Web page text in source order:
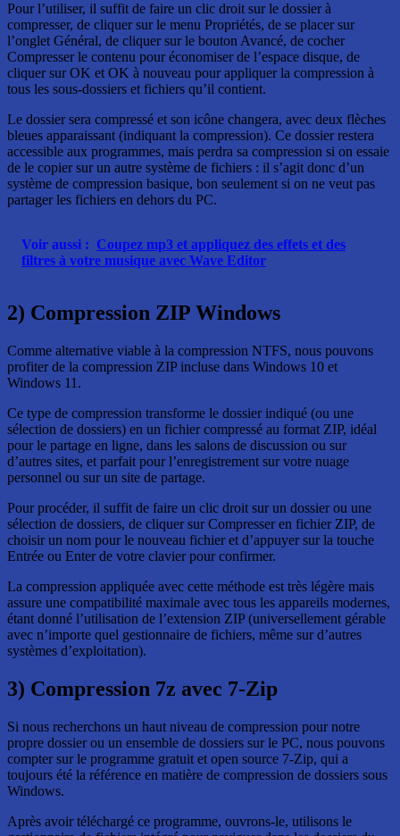
Pour l’utiliser, il suffit de faire un clic droit sur le dossier à
compresser, de cliquer sur le menu Propriétés, de se placer sur
l’onglet Général, de cliquer sur le bouton Avancé, de cocher
Compresser le contenu pour économiser de l’espace disque, de
cliquer sur OK et OK à nouveau pour appliquer la compression à
tous les sous-dossiers et fichiers qu’il contient.
Le dossier sera compressé et son icône changera, avec deux flèches
bleues apparaissant (indiquant la compression). Ce dossier restera
accessible aux programmes, mais perdra sa compression si on essaie
de le copier sur un autre système de fichiers : il s’agit donc d’un
système de compression basique, bon seulement si on ne veut pas
partager les fichiers en dehors du PC.
Voir aussi : Coupez mp3 et appliquez des effets et des
filtres à votre musique avec Wave Editor
2) Compression ZIP Windows
Comme alternative viable à la compression NTFS, nous pouvons
profiter de la compression ZIP incluse dans Windows 10 et
Windows 11.
Ce type de compression transforme le dossier indiqué (ou une
sélection de dossiers) en un fichier compressé au format ZIP, idéal
pour le partage en ligne, dans les salons de discussion ou sur
d’autres sites, et parfait pour l’enregistrement sur votre nuage
personnel ou sur un site de partage.
Pour procéder, il suffit de faire un clic droit sur un dossier ou une
sélection de dossiers, de cliquer sur Compresser en fichier ZIP, de
choisir un nom pour le nouveau fichier et d’appuyer sur la touche
Entrée ou Enter de votre clavier pour confirmer.
La compression appliquée avec cette méthode est très légère mais
assure une compatibilité maximale avec tous les appareils modernes,
étant donné l’utilisation de l’extension ZIP (universellement gérable
avec n’importe quel gestionnaire de fichiers, même sur d’autres
systèmes d’exploitation).
3) Compression 7z avec 7-Zip
Si nous recherchons un haut niveau de compression pour notre
propre dossier ou un ensemble de dossiers sur le PC, nous pouvons
compter sur le programme gratuit et open source 7-Zip, qui a
toujours été la référence en matière de compression de dossiers sous
Windows.
Après avoir téléchargé ce programme, ouvrons-le, utilisons le